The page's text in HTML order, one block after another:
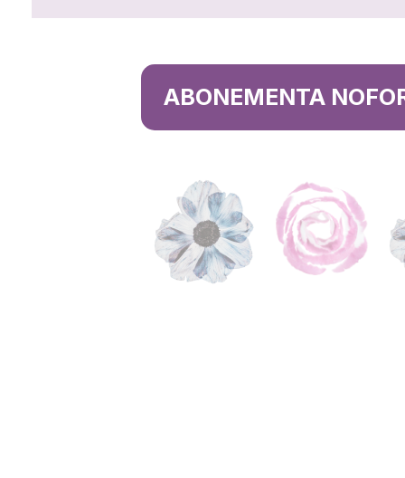
finansiālā
jābūt stipram,
Ir arī tādi abu
ABONEMENTA